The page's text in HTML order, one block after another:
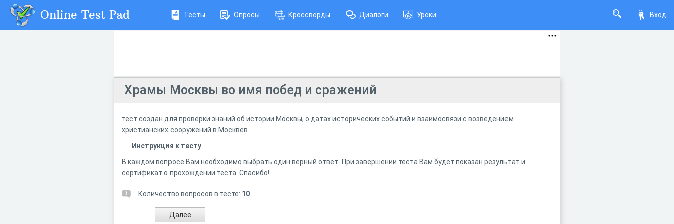
Вход
Online Test Pad Тесты Опросы Кроссворды Диалоги Уроки
Храмы Москвы во имя побед и сражений
тест создан для проверки знаний об истории Москвы, о датах исторических событий и взаимосвязи с возведением
христианских сооружений в Москвев
Инструкция к тесту
В каждом вопросе Вам необходимо выбрать один верный ответ. При завершении теста Вам будет показан результат и
сертификат о прохождении теста. Спасибо!
Количество вопросов в тесте: 10